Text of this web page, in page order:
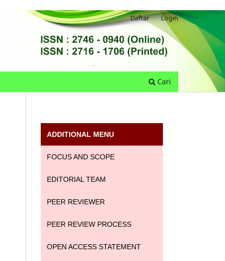
Cari
Daftar Login
ADDITIONAL MENU
FOCUS AND SCOPE
EDITORIAL TEAM
PEER REVIEWER
PEER REVIEW PROCESS
OPEN ACCESS STATEMENT